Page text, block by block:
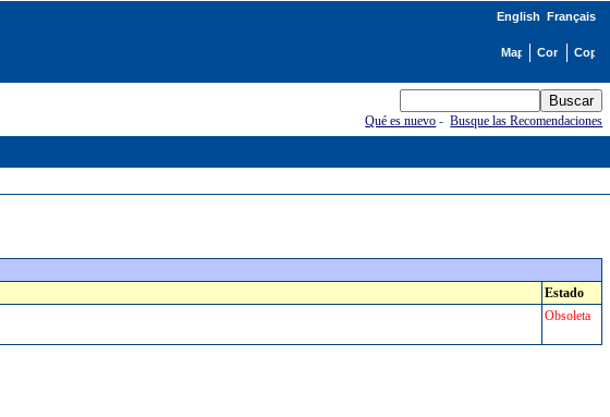
English Français
Qué es nuevo -Busque las Recomendaciones
Estado
Obsoleta